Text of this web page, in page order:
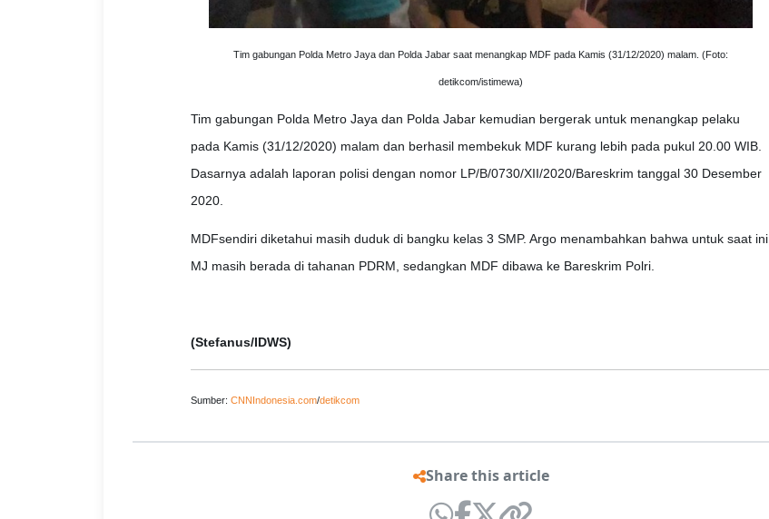
Tim gabungan Polda Metro Jaya dan Polda Jabar saat menangkap MDF pada Kamis (31/12/2020) malam. (Foto:
detikcom/istimewa)
Tim gabungan Polda Metro Jaya dan Polda Jabar kemudian bergerak untuk menangkap pelaku
pada Kamis (31/12/2020) malam dan berhasil membekuk MDF kurang lebih pada pukul 20.00 WIB.
Dasarnya adalah laporan polisi dengan nomor LP/B/0730/XII/2020/Bareskrim tanggal 30 Desember
2020.
MDFsendiri diketahui masih duduk di bangku kelas 3 SMP. Argo menambahkan bahwa untuk saat ini,
MJ masih berada di tahanan PDRM, sedangkan MDF dibawa ke Bareskrim Polri.
(Stefanus/IDWS)
Sumber: CNNIndonesia.com/detikcom
Share this article